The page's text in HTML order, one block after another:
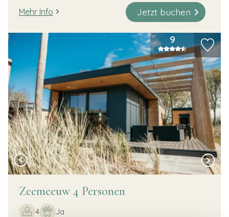
Mehr Info Jetzt buchen
9
Zeemeeuw 4 Personen
4 Ja